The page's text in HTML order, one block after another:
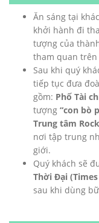
Ăn sáng tại
khởi hành đi
tượng của
tham quan trên
Sau khi quý
tiếp tục đưa
gồm: Phố Tài
tượng “con bò
Trung tâm
nơi tập trung
giới.
Quý khách sẽ
Thời Đại (Times
sau khi dùng